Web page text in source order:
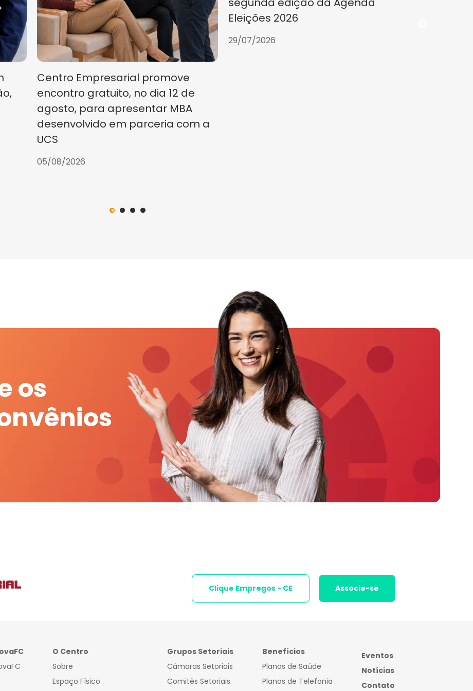
Centro Empresarial promove
encontro gratuito, no dia 12 de
agosto, para apresentar MBA
desenvolvido em parceria com a
UCS
05/08/2026
Eleições 2026
29/07/2026
os
Clique Empregos - CE Associe-se
O Centro
Sobre
Espaço Físico
Grupos Setoriais
Câmaras Setoriais
Comitês Setoriais
Benefícios
Planos de Saúde
Planos de Telefonia
Eventos
Notícias
Contato